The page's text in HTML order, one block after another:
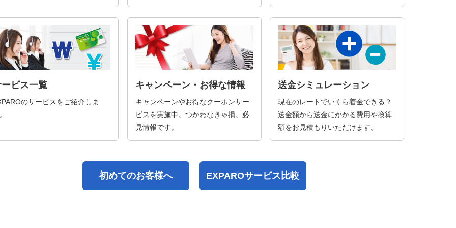
ビス一覧
のサービスをご紹介しま
キャンペーン・お得な情報
キャンペーンやお得なクーポンサー
ビスを実施中。つかわなきゃ損。必
見情報です。
送金シミュレーション
現在のレートでいくら着金できる？
送金額から送金にかかる費用や換算
額をお見積もりいただけます。
初めてのお客様へ EXPAROサービス比較